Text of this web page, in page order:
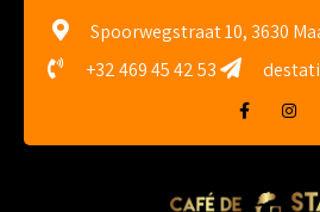
Spoorwegstraat 10, 3630
+32 469 45 42 53